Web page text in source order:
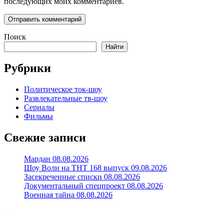
Поиск
Найти
Рубрики
Политическое ток-шоу
Развлекательные тв-шоу
Сериалы
Фильмы
Свежие записи
Мардан 08.08.2026
Шоу Воли на ТНТ 168 выпуск 09.08.2026
Засекреченные списки 08.08.2026
Документальный спецпроект 08.08.2026
Военная тайна 08.08.2026